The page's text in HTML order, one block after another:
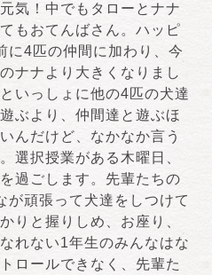
気！中でもタローとナナ
もおてんばさん。ハッピ
に4匹の仲間に加わり、今
ナナより大きくなりまし
いっしょに他の4匹の犬達
ぶより、仲間達と遊ぶほ
んだけど、なかなか言う
選択授業がある木曜日、
過ごします。先輩たちの
が頑張って犬達をしつけて
りと握りしめ、お座り、
れない1年生のみんなはな
ロールできなく、先輩た